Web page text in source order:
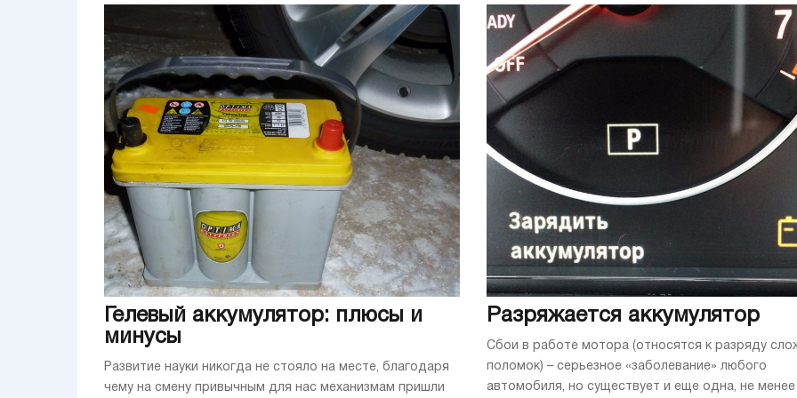
Гелевый аккумулятор: плюсы и
минусы
Развитие науки никогда не стояло на месте, благодаря
чему на смену привычным для нас механизмам пришли
Разряжается аккумулятор
Сбои в работе мотора (относятся к разряду
поломок) – серьезное «заболевание» любого
автомобиля, но существует и еще одна, не менее